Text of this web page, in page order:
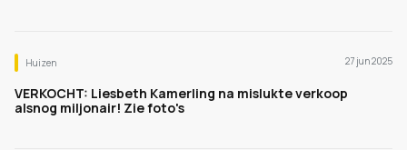
Huizen 27 jun 2025
VERKOCHT: Liesbeth Kamerling na mislukte verkoop
alsnog miljonair! Zie foto's